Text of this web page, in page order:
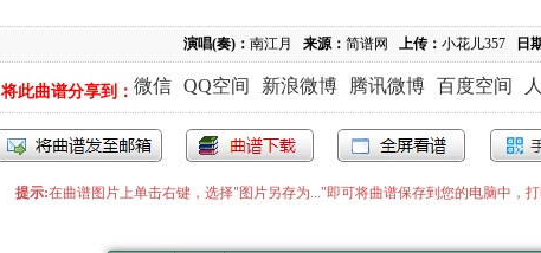
演唱(奏)： 南江月 来源： 简谱网 上传： 小花儿357 日
将此曲谱分享到： 微信 QQ空间 新浪微博 腾讯微博 百度空间
提示:在曲谱图片上单击右键，选择"图片另存为..."即可将曲谱保存到您的电脑中，